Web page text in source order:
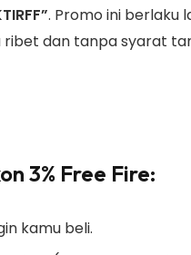
. Promo ini berlaku
ribet dan tanpa syarat
3% Free Fire:
kamu beli.